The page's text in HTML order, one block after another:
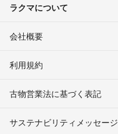
ラクマについて
会社概要
利用規約
古物営業法に基づく表記
サステナビリティメッセージ